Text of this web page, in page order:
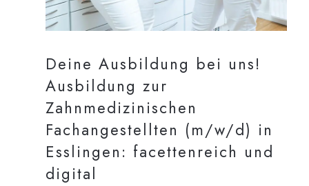
Deine Ausbildung bei uns!
Ausbildung zur
Zahnmedizinischen
Fachangestellten (m/w/d) in
Esslingen: facettenreich und
digital